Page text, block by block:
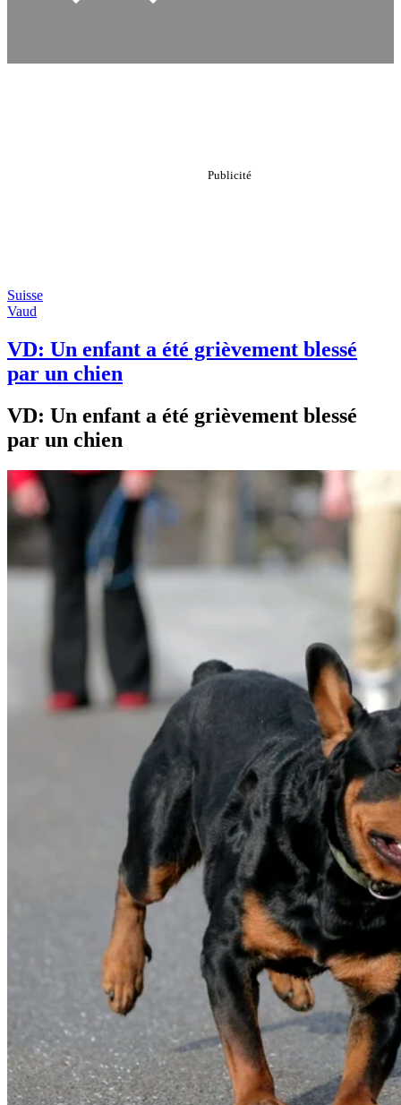
Suisse
Vaud
VD: Un enfant a été grièvement blessé
par un chien
VD: Un enfant a été grièvement blessé
par un chien